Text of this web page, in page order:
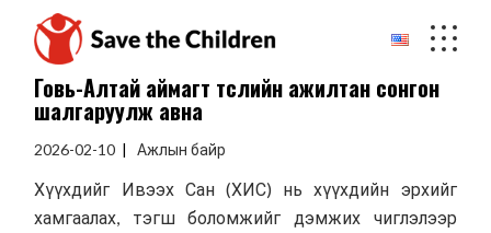
content
Говь-Алтай аймагт төслийн ажилтан сонгон
шалгаруулж авна
2026-02-10 Ажлын байр
Хүүхдийг Ивээх Сан (ХИС) нь хүүхдийн эрхийг
хамгаалах, тэгш боломжийг дэмжих чиглэлээр